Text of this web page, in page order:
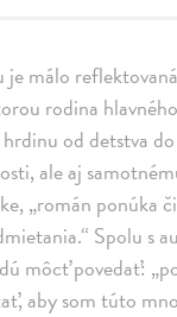
je málo
rodina
od detstva
ale aj
„román ponúka
Spolu s
môcť povedať:
aby som túto